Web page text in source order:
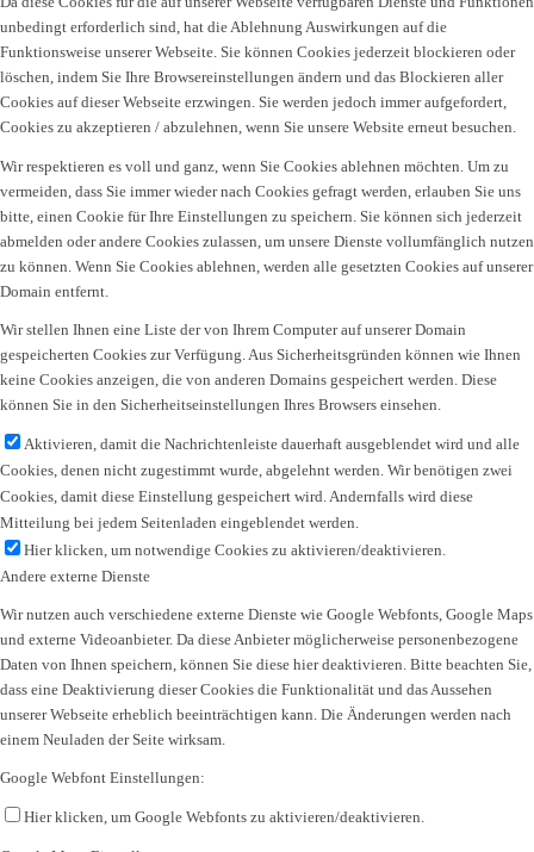
unbedingt erforderlich sind, hat die Ablehnung Auswirkungen auf die
Funktionsweise unserer Webseite. Sie können Cookies jederzeit blockieren oder
löschen, indem Sie Ihre Browsereinstellungen ändern und das Blockieren aller
Cookies auf dieser Webseite erzwingen. Sie werden jedoch immer aufgefordert,
Cookies zu akzeptieren / abzulehnen, wenn Sie unsere Website erneut besuchen.
Wir respektieren es voll und ganz, wenn Sie Cookies ablehnen möchten. Um zu
vermeiden, dass Sie immer wieder nach Cookies gefragt werden, erlauben Sie uns
bitte, einen Cookie für Ihre Einstellungen zu speichern. Sie können sich jederzeit
abmelden oder andere Cookies zulassen, um unsere Dienste vollumfänglich nutzen
zu können. Wenn Sie Cookies ablehnen, werden alle gesetzten Cookies auf unserer
Domain entfernt.
Wir stellen Ihnen eine Liste der von Ihrem Computer auf unserer Domain
gespeicherten Cookies zur Verfügung. Aus Sicherheitsgründen können wie Ihnen
keine Cookies anzeigen, die von anderen Domains gespeichert werden. Diese
können Sie in den Sicherheitseinstellungen Ihres Browsers einsehen.
Aktivieren, damit die Nachrichtenleiste dauerhaft ausgeblendet wird und alle
Cookies, denen nicht zugestimmt wurde, abgelehnt werden. Wir benötigen zwei
Cookies, damit diese Einstellung gespeichert wird. Andernfalls wird diese
Mitteilung bei jedem Seitenladen eingeblendet werden.
Hier klicken, um notwendige Cookies zu aktivieren/deaktivieren.
Andere externe Dienste
Wir nutzen auch verschiedene externe Dienste wie Google Webfonts, Google Maps
und externe Videoanbieter. Da diese Anbieter möglicherweise personenbezogene
Daten von Ihnen speichern, können Sie diese hier deaktivieren. Bitte beachten Sie,
dass eine Deaktivierung dieser Cookies die Funktionalität und das Aussehen
unserer Webseite erheblich beeinträchtigen kann. Die Änderungen werden nach
einem Neuladen der Seite wirksam.
Google Webfont Einstellungen:
Hier klicken, um Google Webfonts zu aktivieren/deaktivieren.